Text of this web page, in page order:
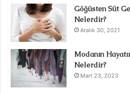
Göğüsten Süt
Nelerdir?
Aralık 30, 2021
Modanın
Nelerdir?
Mart 23, 2023